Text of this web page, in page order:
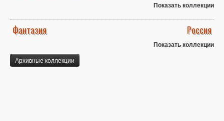
Показать коллекции
Фантазия Россия
Показать коллекции
Архивные коллекции